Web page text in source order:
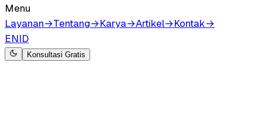
Menu
Layanan→Tentang→Karya→Artikel→Kontak→
ENID
Konsultasi Gratis